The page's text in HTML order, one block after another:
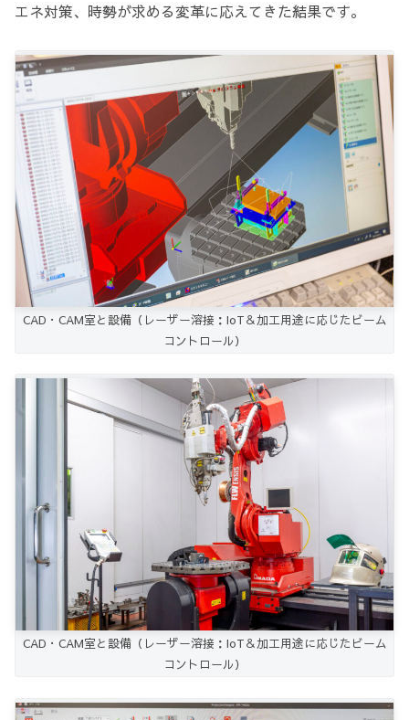
エネ対策、時勢が求める変革に応えてきた結果です。
CAD・CAM室と設備（レーザー溶接：IoT＆加工用途に応じたビーム
コントロール）
CAD・CAM室と設備（レーザー溶接：IoT＆加工用途に応じたビーム
コントロール）